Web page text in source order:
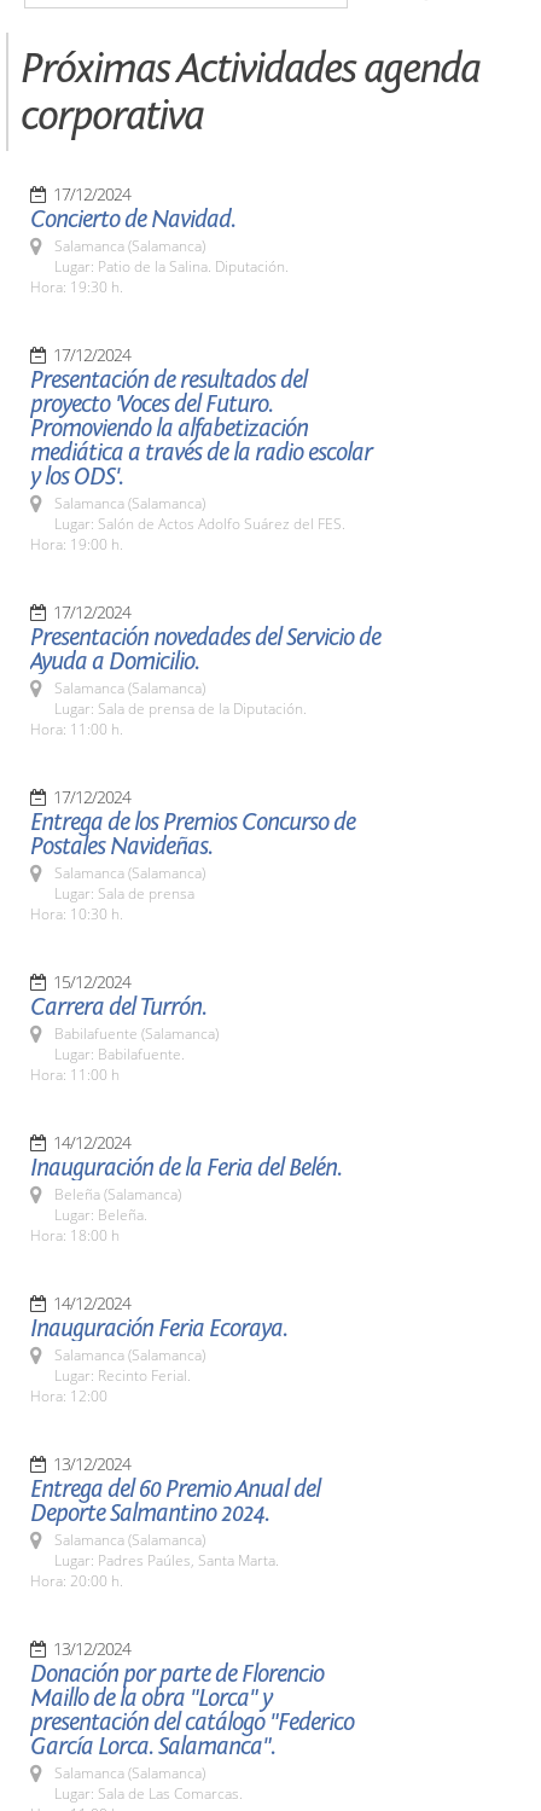
Próximas Actividades agenda
corporativa
17/12/2024
Concierto de Navidad.
Salamanca (Salamanca)
Lugar: Patio de la Salina. Diputación.
Hora: 19:30 h.
17/12/2024
Presentación de resultados del
proyecto 'Voces del Futuro.
Promoviendo la alfabetización
mediática a través de la radio escolar
y los ODS'.
Salamanca (Salamanca)
Lugar: Salón de Actos Adolfo Suárez del FES.
Hora: 19:00 h.
17/12/2024
Presentación novedades del Servicio de
Ayuda a Domicilio.
Salamanca (Salamanca)
Lugar: Sala de prensa de la Diputación.
Hora: 11:00 h.
17/12/2024
Entrega de los Premios Concurso de
Postales Navideñas.
Salamanca (Salamanca)
Lugar: Sala de prensa
Hora: 10:30 h.
15/12/2024
Carrera del Turrón.
Babilafuente (Salamanca)
Lugar: Babilafuente.
Hora: 11:00 h
14/12/2024
Inauguración de la Feria del Belén.
Beleña (Salamanca)
Lugar: Beleña.
Hora: 18:00 h
14/12/2024
Inauguración Feria Ecoraya.
Salamanca (Salamanca)
Lugar: Recinto Ferial.
Hora: 12:00
13/12/2024
Entrega del 60 Premio Anual del
Deporte Salmantino 2024.
Salamanca (Salamanca)
Lugar: Padres Paúles, Santa Marta.
Hora: 20:00 h.
13/12/2024
Donación por parte de Florencio
Maillo de la obra "Lorca" y
presentación del catálogo "Federico
García Lorca. Salamanca".
Salamanca (Salamanca)
Lugar: Sala de Las Comarcas.